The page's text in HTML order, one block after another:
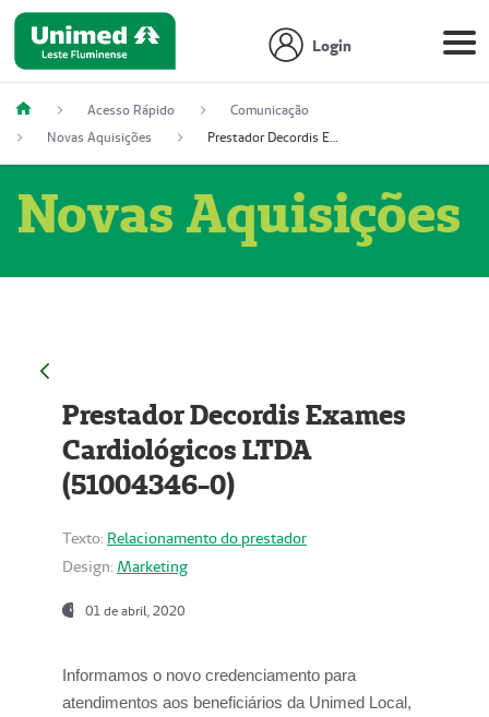
Login
Acesso Rápido
Comunicação
Novas Aquisições
Prestador Decordis Exames Cardiológicos LTDA (51004346-0)
Novas Aquisições
Prestador Decordis Exames
Cardiológicos LTDA
(51004346-0)
Texto: Relacionamento do prestador
Design: Marketing
01 de abril, 2020
Informamos o novo credenciamento para
atendimentos aos beneficiários da Unimed Local,